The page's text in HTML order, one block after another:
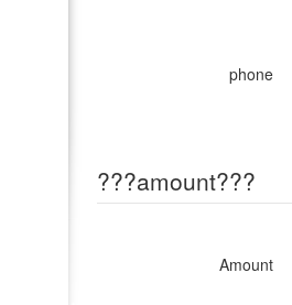
phone
???amount???
Amount